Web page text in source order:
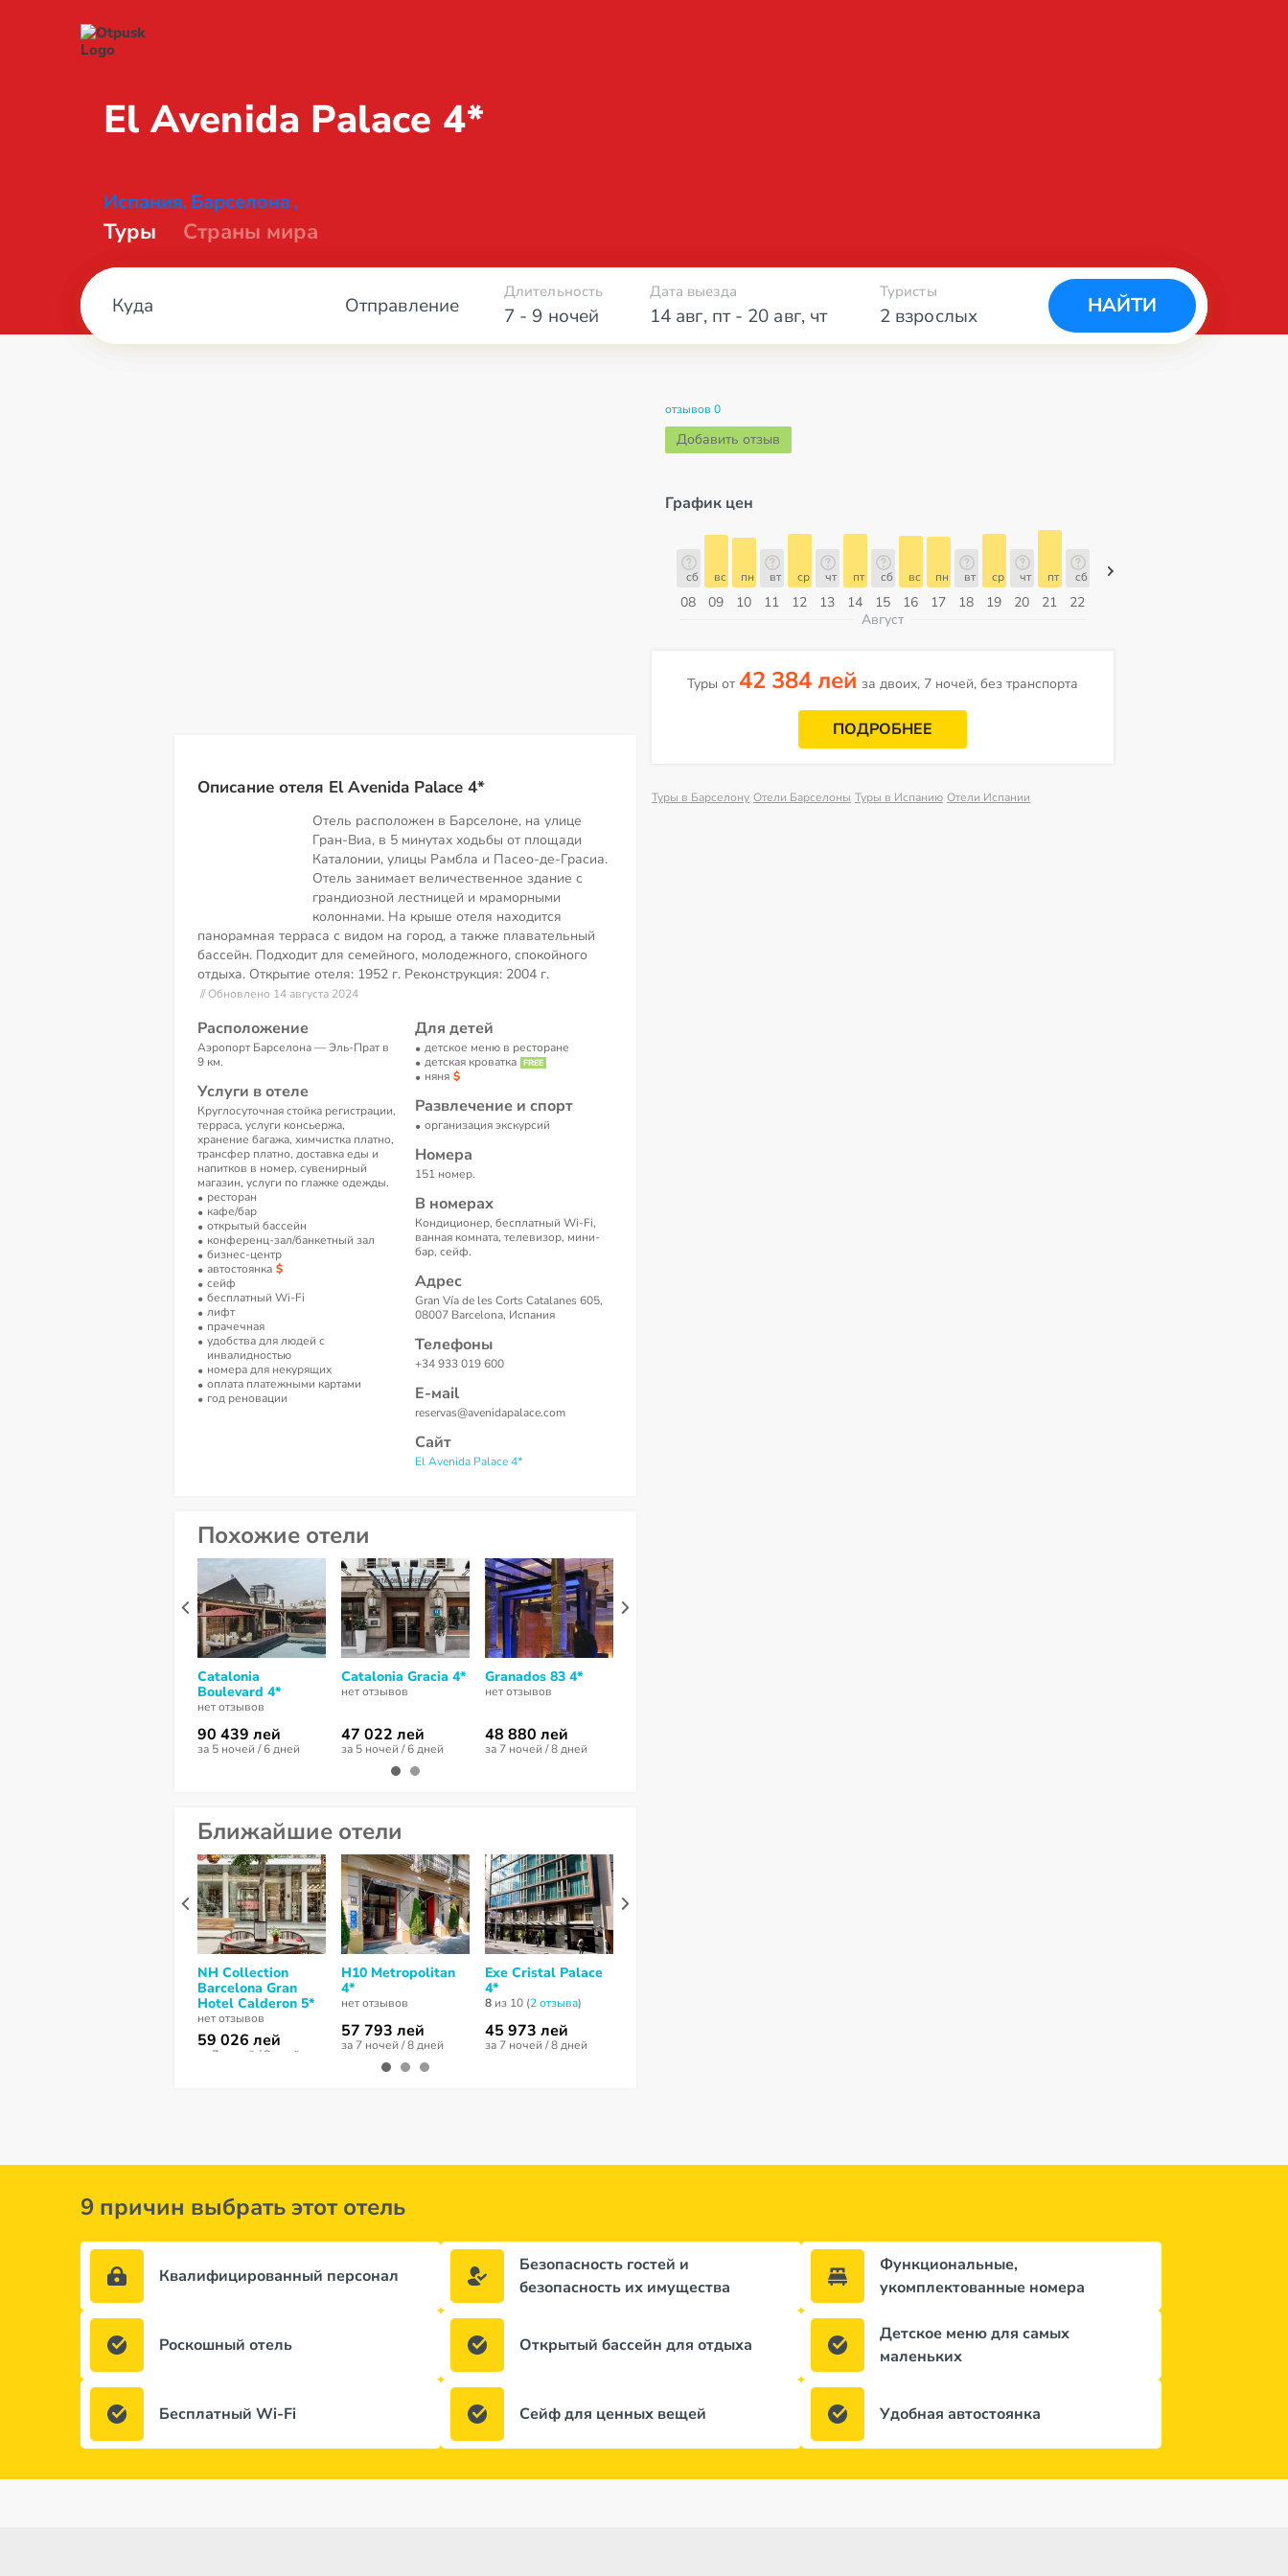
El Avenida Palace 4*
Испания, Барселона ,
Туры Страны мира
Отправление 7 - 9 ночей
Длительность Дата выезда
14 авг, пт- 20 авг, чт 2 взрослых
Туристы
НАЙТИ
Описание отеля El Avenida Palace 4*
Отель расположен в Барселоне, на улице
Гран-Виа, в 5 минутах ходьбы от площади
Каталонии, улицы Рамбла и Пасео-де-Грасиа.
Отель занимает величественное здание с
грандиозной лестницей и мраморными
колоннами. На крыше отеля находится
панорамная терраса с видом на город, а также плавательный
бассейн. Подходит для семейного, молодежного, спокойного
отдыха. Открытие отеля: 1952 г. Реконструкция: 2004 г.
// Обновлено 14 августа 2024
Расположение
Аэропорт Барселона — Эль-Прат в
9 км.
Услуги в отеле
Круглосуточная стойка регистрации,
терраса, услуги консьержа,
хранение багажа, химчистка платно,
трансфер платно, доставка еды и
напитков в номер, сувенирный
магазин, услуги по глажке одежды.
ресторан
кафе/бар
открытый бассейн
конференц-зал/банкетный зал
бизнес-центр
автостоянка
сейф
бесплатный Wi-Fi
лифт
прачечная
удобства для людей с
инвалидностью
номера для некурящих
оплата платежными картами
год реновации
Для детей
детское меню в ресторане
детская кроватка
няня
Развлечение и спорт
организация экскурсий
Номера
151 номер.
В номерах
Кондиционер, бесплатный Wi-Fi,
ванная комната, телевизор, мини-
бар, сейф.
Адрес
Gran Vía de les Corts Catalanes 605,
08007 Barcelona, Испания
Телефоны
+34 933 019 600
Е-маil
reservas@avenidapalace.com
Сайт
El Avenida Palace 4*
отзывов 0
Добавить отзыв
График цен
08
сб
09
вс
10
пн
11
вт
12
ср
13
чт
14
пт
15
сб
16
вс
17
пн
18
вт
19
ср
20
чт
21
пт
22
сб
Август
Туры от 42 384 лей за двоих, 7 ночей, без транспорта
ПОДРОБНЕЕ
Туры в Барселону Отели Барселоны Туры в Испанию Отели Испании
Похожие отели
Catalonia
Boulevard 4*
нет отзывов
90 439 лей
за 5 ночей / 6 дней
Catalonia Gracia 4*
нет отзывов
47 022 лей
за 5 ночей / 6 дней
Granados 83 4*
нет отзывов
48 880 лей
за 7 ночей / 8 дней
Ближайшие отели
NH Collection
Barcelona Gran
Hotel Calderon 5*
нет отзывов
59 026 лей
за 7 ночей / 8 дней
H10 Metropolitan
4*
нет отзывов
57 793 лей
за 7 ночей / 8 дней
Exe Cristal Palace
4*
8 из 10 (2 отзывa)
45 973 лей
за 7 ночей / 8 дней
9 причин выбрать этот отель
Квалифицированный персонал
Безопасность гостей и
безопасность их имущества
Функциональные,
укомплектованные номера
Роскошный отель Открытый бассейн для отдыха
Детское меню для самых
маленьких
Бесплатный Wi-Fi Сейф для ценных вещей Удобная автостоянка